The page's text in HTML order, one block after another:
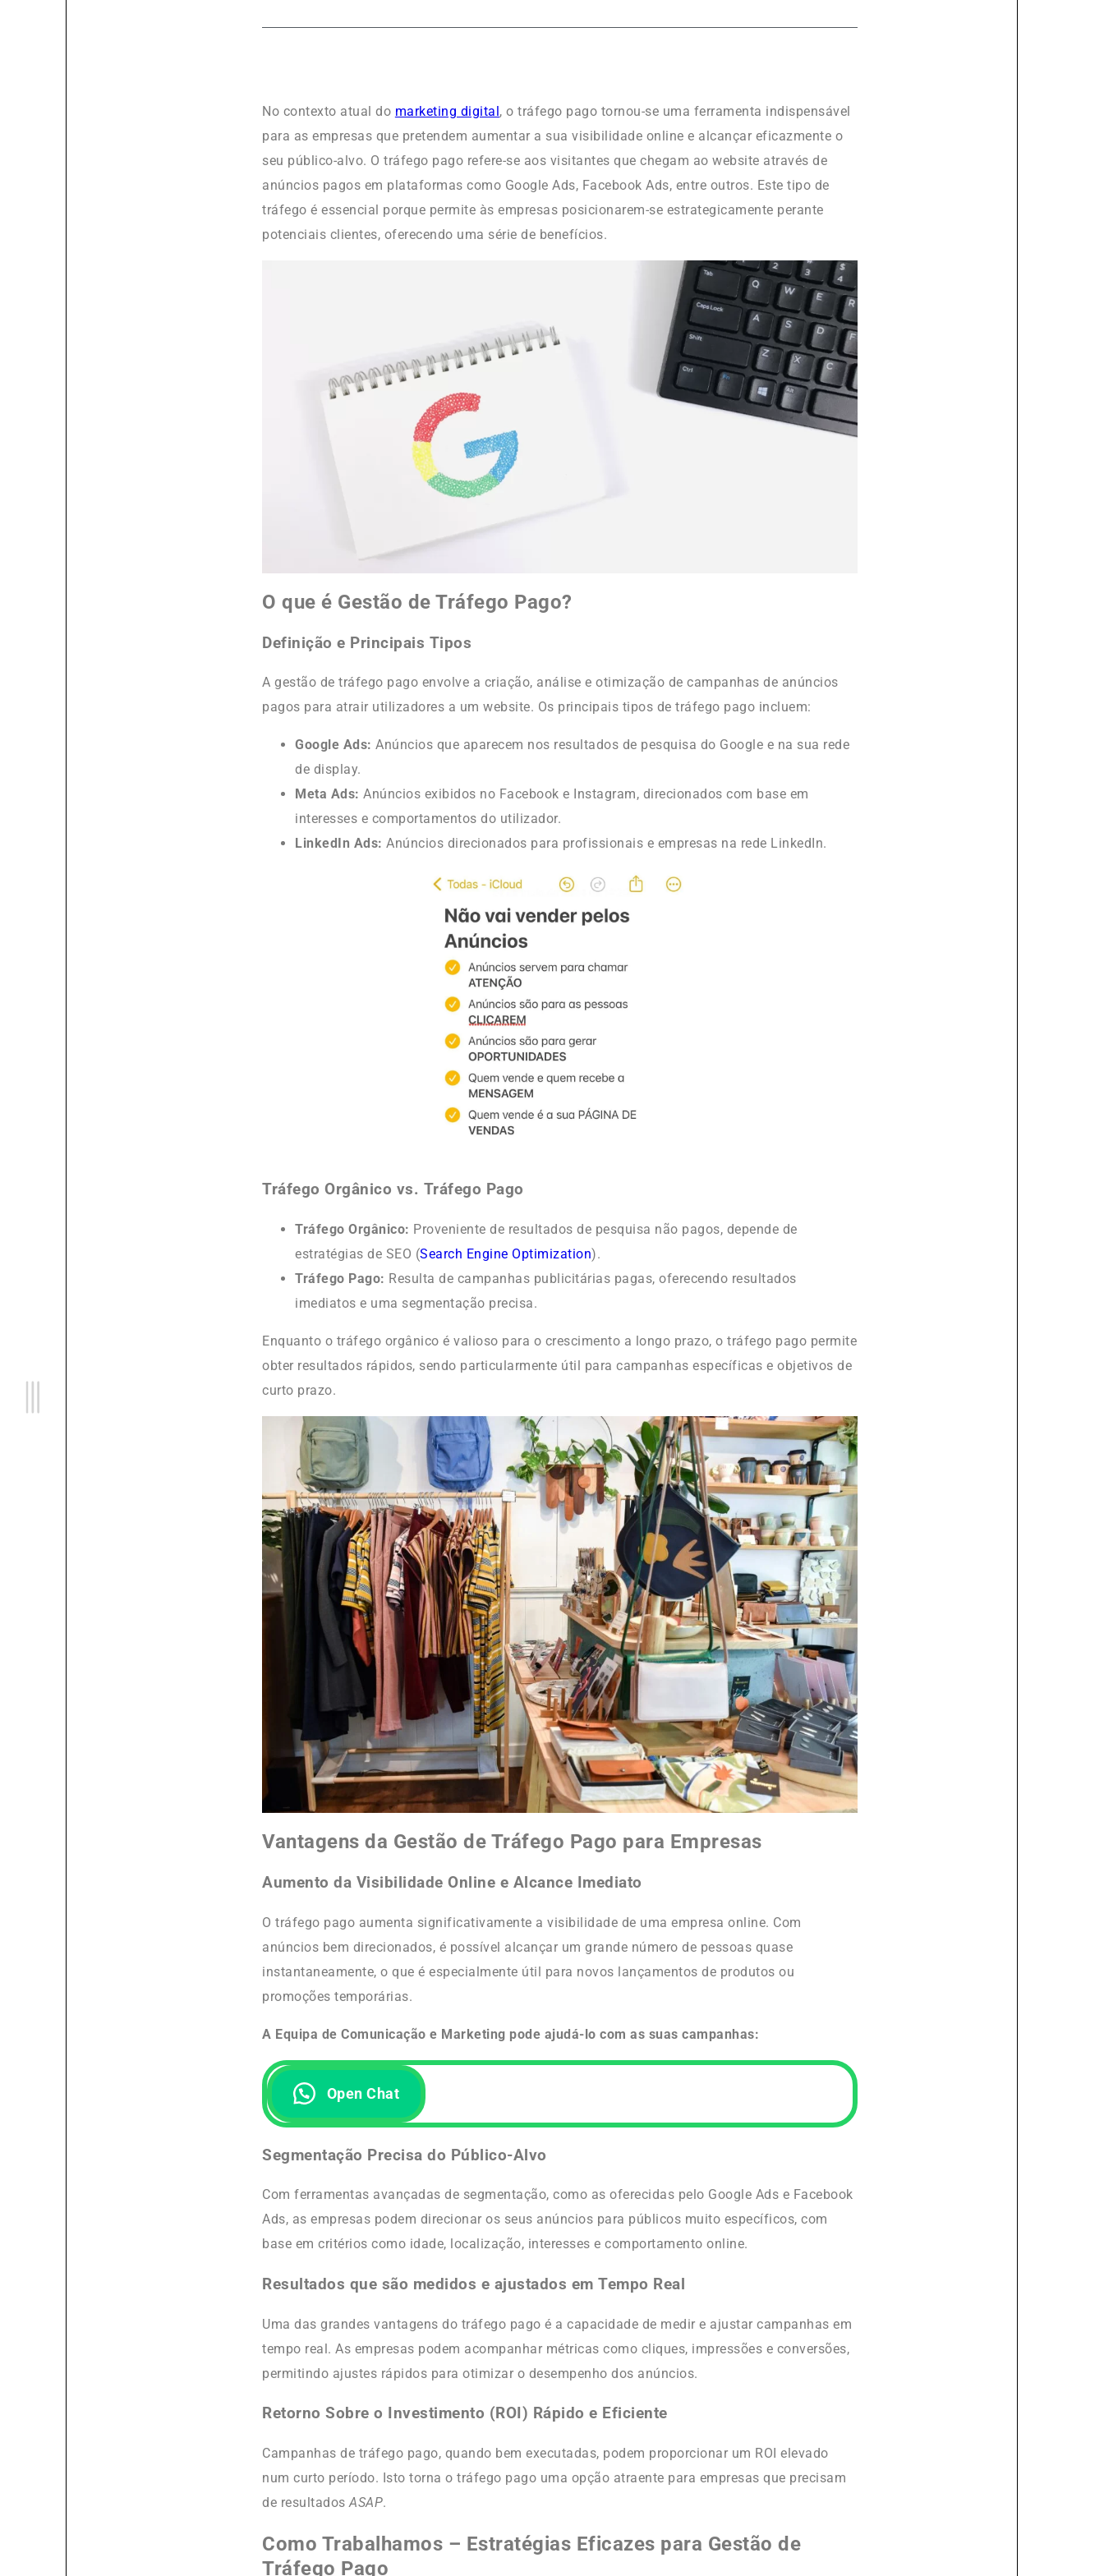
No contexto atual do marketing digital, o tráfego pago tornou-se uma ferramenta indispensável
para as empresas que pretendem aumentar a sua visibilidade online e alcançar eficazmente o
seu público-alvo. O tráfego pago refere-se aos visitantes que chegam ao website através de
anúncios pagos em plataformas como Google Ads, Facebook Ads, entre outros. Este tipo de
tráfego é essencial porque permite às empresas posicionarem-se estrategicamente perante
potenciais clientes, oferecendo uma série de benefícios.
O que é Gestão de Tráfego Pago?
Definição e Principais Tipos
A gestão de tráfego pago envolve a criação, análise e otimização de campanhas de anúncios
pagos para atrair utilizadores a um website. Os principais tipos de tráfego pago incluem:
Google Ads: Anúncios que aparecem nos resultados de pesquisa do Google e na sua rede
de display.
Meta Ads: Anúncios exibidos no Facebook e Instagram, direcionados com base em
interesses e comportamentos do utilizador.
LinkedIn Ads: Anúncios direcionados para profissionais e empresas na rede LinkedIn.
Tráfego Orgânico vs. Tráfego Pago
Tráfego Orgânico: Proveniente de resultados de pesquisa não pagos, depende de
estratégias de SEO (Search Engine Optimization).
Tráfego Pago: Resulta de campanhas publicitárias pagas, oferecendo resultados
imediatos e uma segmentação precisa.
Enquanto o tráfego orgânico é valioso para o crescimento a longo prazo, o tráfego pago permite
obter resultados rápidos, sendo particularmente útil para campanhas específicas e objetivos de
curto prazo.
Vantagens da Gestão de Tráfego Pago para Empresas
Aumento da Visibilidade Online e Alcance Imediato
O tráfego pago aumenta significativamente a visibilidade de uma empresa online. Com
anúncios bem direcionados, é possível alcançar um grande número de pessoas quase
instantaneamente, o que é especialmente útil para novos lançamentos de produtos ou
promoções temporárias.
A Equipa de Comunicação e Marketing pode ajudá-lo com as suas campanhas:
Open Chat
Segmentação Precisa do Público-Alvo
Com ferramentas avançadas de segmentação, como as oferecidas pelo Google Ads e Facebook
Ads, as empresas podem direcionar os seus anúncios para públicos muito específicos, com
base em critérios como idade, localização, interesses e comportamento online.
Resultados que são medidos e ajustados em Tempo Real
Uma das grandes vantagens do tráfego pago é a capacidade de medir e ajustar campanhas em
tempo real. As empresas podem acompanhar métricas como cliques, impressões e conversões,
permitindo ajustes rápidos para otimizar o desempenho dos anúncios.
Retorno Sobre o Investimento (ROI) Rápido e Eficiente
Campanhas de tráfego pago, quando bem executadas, podem proporcionar um ROI elevado
num curto período. Isto torna o tráfego pago uma opção atraente para empresas que precisam
de resultadosASAP.
Como Trabalhamos – Estratégias Eficazes para Gestão de
Tráfego Pago